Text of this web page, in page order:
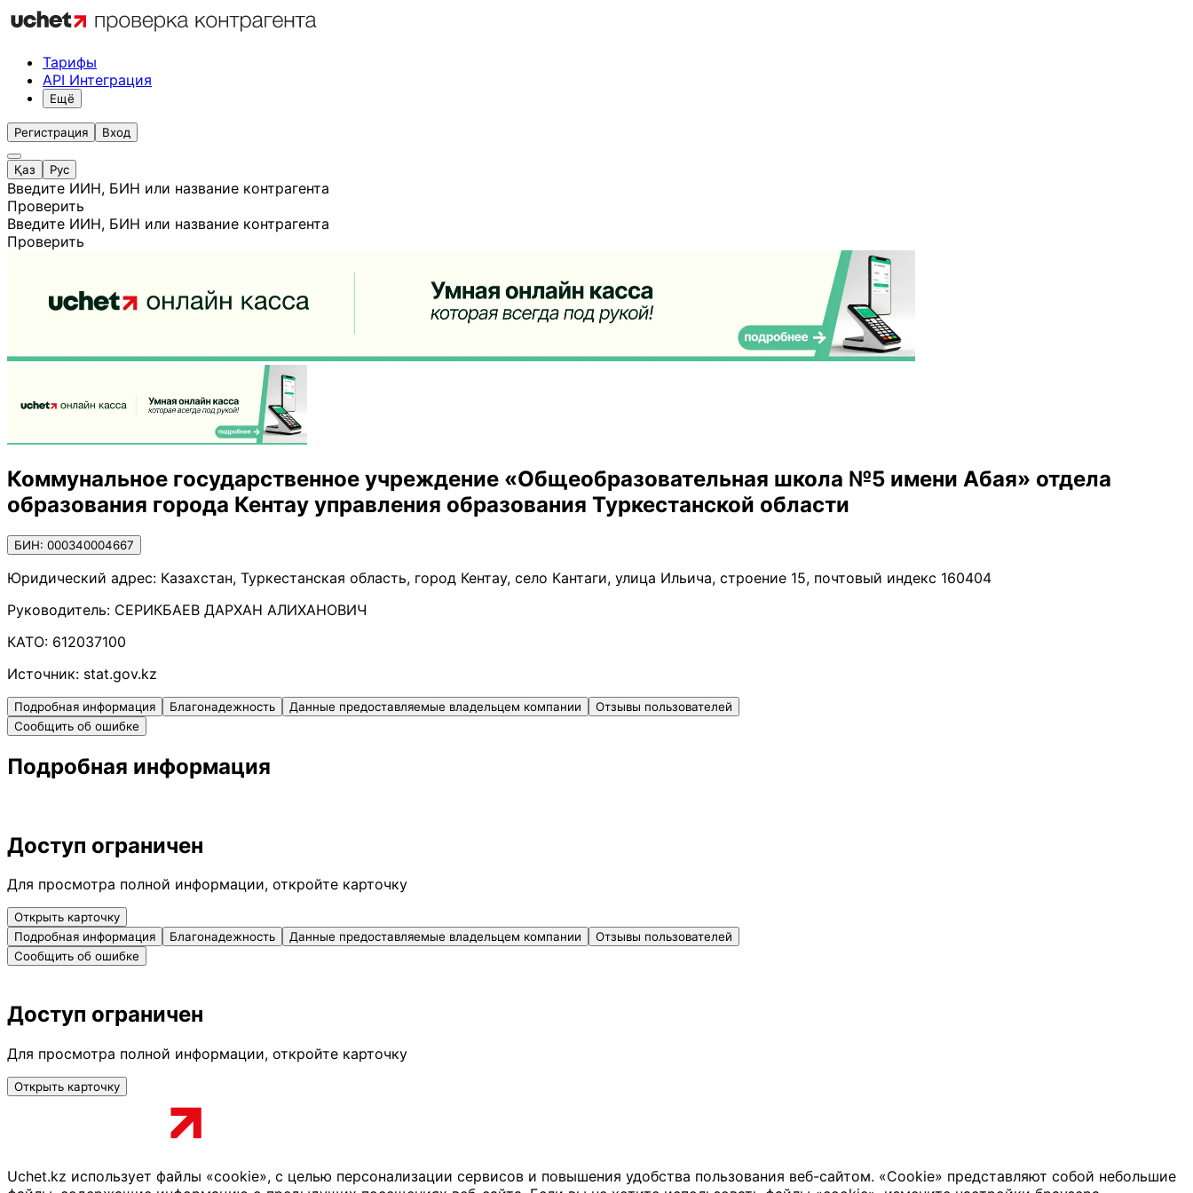
Тарифы
API Интеграция
Ещё
Регистрация Вход
Қаз Рус
Введите ИИН, БИН или название контрагента
Проверить
Введите ИИН, БИН или название контрагента
Проверить
Коммунальное государственное учреждение «Общеобразовательная школа №5 имени Абая» отдела
образования города Кентау управления образования Туркестанской области
БИН: 000340004667
Юридический адрес: Казахстан, Туркестанская область, город Кентау, село Кантаги, улица Ильича, строение 15, почтовый индекс 160404
Руководитель: СЕРИКБАЕВ ДАРХАН АЛИХАНОВИЧ
КАТО: 612037100
Источник: stat.gov.kz
Подробная информация Благонадежность Данные предоставляемые владельцем компании
Отзывы пользователей
Сообщить об ошибке
Подробная информация
Доступ ограничен
Для просмотра полной информации, откройте карточку
Открыть карточку
Подробная информация
Благонадежность Данные предоставляемые владельцем компании
Отзывы пользователей
Сообщить об ошибке
Доступ ограничен
Для просмотра полной информации, откройте карточку
Открыть карточку
Uchet.kz использует файлы «cookie», с целью персонализации сервисов и повышения удобства пользования веб-сайтом. «Cookie» представляют собой небольшие